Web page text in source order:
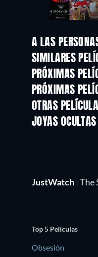
A LAS
SIMILARES
PRÓXIMAS
PRÓXIMAS
OTRAS
JOYAS
JustWatch | The
Top 5 Películas
Obsesión